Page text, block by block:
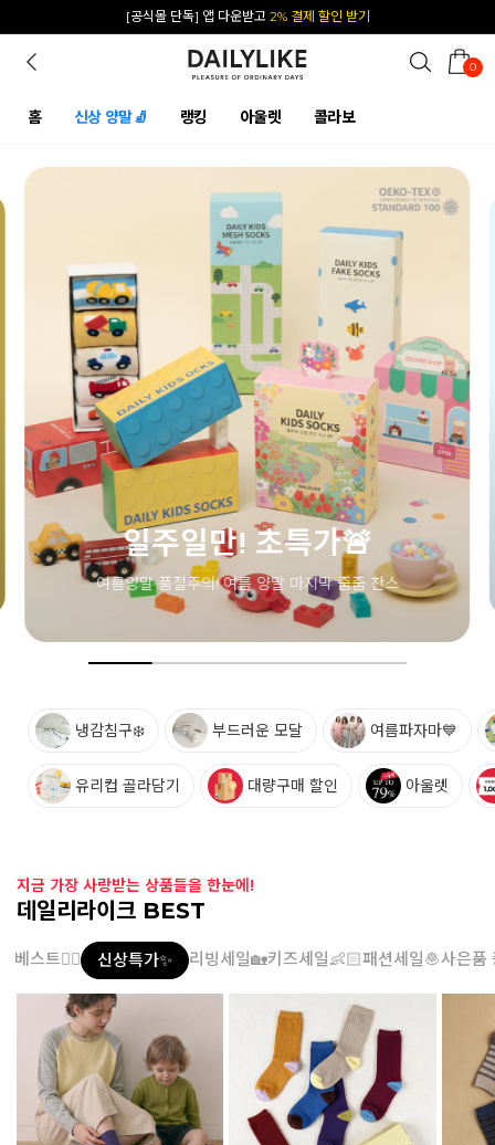
카카오 플친 추가하면1천원 즉시 할인 쿠폰
0
홈 신상 양말🧦 랭킹 아울렛 콜라보
냉감침구❄️ 부드러운 모달 여름파자마💙
유리컵 골라담기 대량구매 할인 아울렛
지금 가장 사랑받는 상품들을 한눈에!
데일리라이크 BEST
베스트👍🏻 신상특가✨ 리빙세일🏡키즈세일👶🏻패션세일🧆사은품